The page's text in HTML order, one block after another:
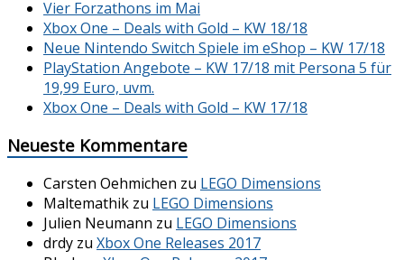
Vier Forzathons im Mai
Xbox One – Deals with Gold – KW 18/18
Neue Nintendo Switch Spiele im eShop – KW 17/18
PlayStation Angebote – KW 17/18 mit Persona 5 für
19,99 Euro, uvm.
Xbox One – Deals with Gold – KW 17/18
Neueste Kommentare
Carsten Oehmichen zu LEGO Dimensions
Maltemathik zu LEGO Dimensions
Julien Neumann zu LEGO Dimensions
drdy zu Xbox One Releases 2017